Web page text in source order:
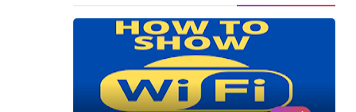
أندرويد